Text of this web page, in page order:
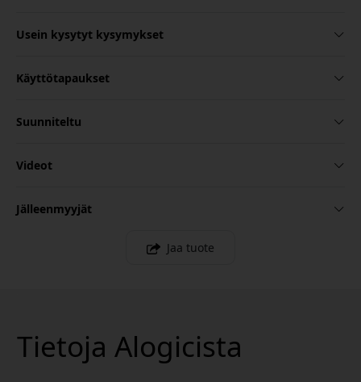
Usein kysytyt kysymykset
Käyttötapaukset
Suunniteltu
Videot
Jälleenmyyjät
Jaa tuote
Tietoja Alogicista